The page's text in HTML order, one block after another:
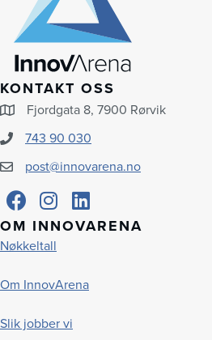
KONTAKT OSS
Fjordgata 8, 7900 Rørvik
743 90 030
post@innovarena.no
OM INNOVARENA
Nøkkeltall
Om InnovArena
Slik jobber vi